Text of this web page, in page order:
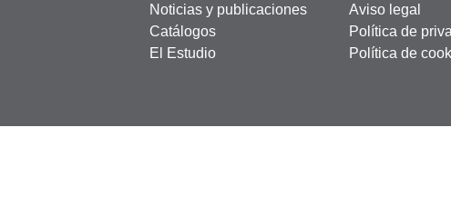
Noticias y publicaciones
Catálogos
El Estudio
Aviso legal
Política de
Política de